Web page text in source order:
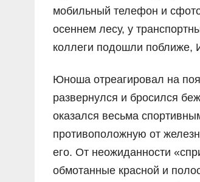
мобильный телефон и
осеннем лесу, у
коллеги подошли поближе,
Юноша отреагировал на
развернулся и бросился
оказался весьма
противоположную от
его. От неожиданности
обмотанные красной и